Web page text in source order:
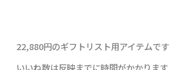
22,880円のギフトリスト用アイテムです
いいね数は反映までに時間がかかります